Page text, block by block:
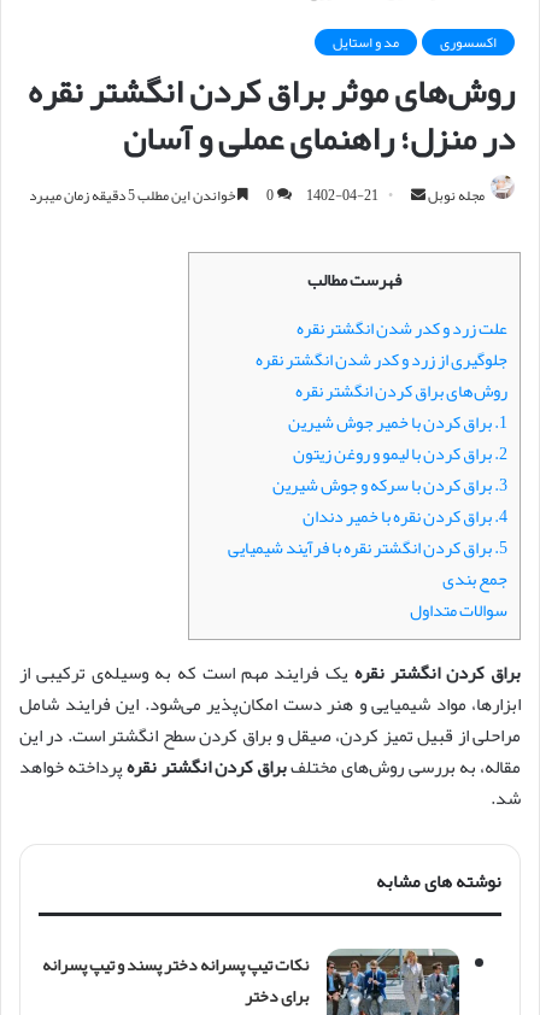
اکسسوری مد و استایل
روش‌های موثر براق کردن انگشتر نقره
در منزل؛ راهنمای عملی و آسان
مجله نوبل
س
ا
ی
م
ی
ل
1402-04-21
0 خواندن این مطلب 5 دقیقه زمان میبرد
فهرست مطالب
علت زرد و کدر شدن انگشتر نقره
جلوگیری از زرد و کدر شدن انگشتر نقره
روش‌های براق کردن انگشتر نقره
1. براق کردن با خمیر جوش شیرین
2. براق کردن با لیمو و روغن زیتون
3. براق کردن با سرکه و جوش شیرین
4. براق کردن نقره با خمیر دندان
5. براق کردن انگشتر نقره با فرآیند شیمیایی
جمع بندی
سوالات متداول
براق کردن انگشتر نقرهیک فرایند مهم است که به وسیله‌ی ترکیبی از
ابزارها، مواد شیمیایی و هنر دست امکان‌پذیر می‌شود. این فرایند شامل
مراحلی از قبیل تمیز کردن، صیقل و براق کردن سطح انگشتر است. در این
مقاله، به بررسی روش‌های مختلفبراق کردن انگشتر نقرهپرداخته خواهد
شد.
نوشته های مشابه
نکات تیپ پسرانه دختر پسند و تیپ پسرانه
برای دختر